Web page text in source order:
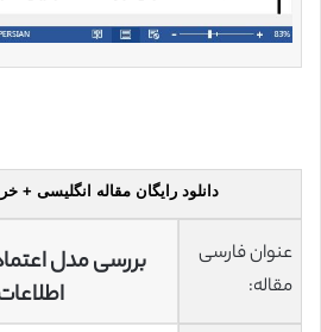
دانلود رایگان مقاله انگلیسی +
عنوان فارسی
مقاله:
بررسی مدل